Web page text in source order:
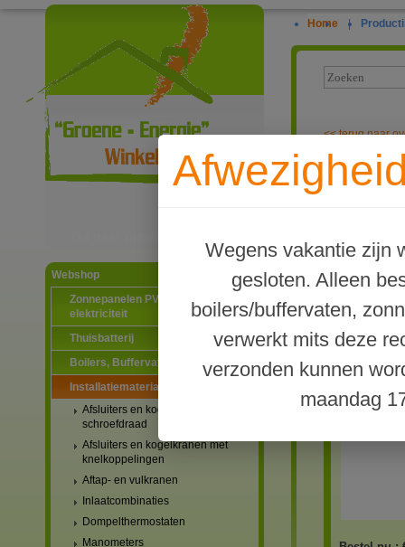
Webshop
Zonnepanelen PV-systemen
elektriciteit
Thuisbatterij
Boilers, Buffervaten en toebehoren
Installatiematerialen
Afsluiters en kogelkranen met
schroefdraad
Afsluiters en kogelkranen met
knelkoppelingen
Aftap- en vulkranen
Inlaatcombinaties
Dompelthermostaten
Manometers
Home |
Wegens vakantie zijn
gesloten. Alleen
boilers/buffervaten,
verwerkt mits deze
verzonden kunnen
maandag
<<terug naar
Dubbele